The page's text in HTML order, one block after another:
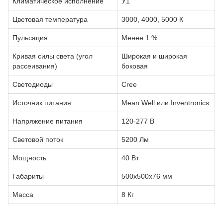
Цветовая температура 3000, 4000, 5000 К
Пульсация Менее 1 %
Кривая силы света (угол
рассеивания)
Широкая и широкая
боковая
Светодиоды Cree
Источник питания Mean Well или Inventronics
Напряжение питания 120-277 В
Световой поток 5200 Лм
Мощность 40 Вт
Габариты 500х500х76 мм
Масса 8 Кг